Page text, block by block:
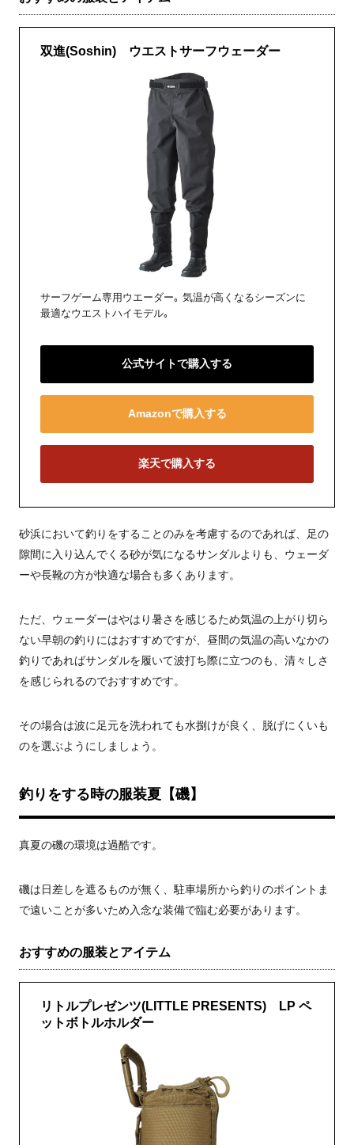
双進(Soshin) ウエストサーフウェーダー
サーフゲーム専用ウエーダー｡ 気温が高くなるシーズンに
最適なウエストハイモデル｡
公式サイトで購入する
Amazonで購入する
楽天で購入する
砂浜において釣りをすることのみを考慮するのであれば、足の
隙間に入り込んでくる砂が気になるサンダルよりも、ウェーダ
ーや長靴の方が快適な場合も多くあります。
ただ、ウェーダーはやはり暑さを感じるため気温の上がり切ら
ない早朝の釣りにはおすすめですが、昼間の気温の高いなかの
釣りであればサンダルを履いて波打ち際に立つのも、清々しさ
を感じられるのでおすすめです。
その場合は波に足元を洗われても水捌けが良く、脱げにくいも
のを選ぶようにしましょう。
釣りをする時の服装夏【磯】
真夏の磯の環境は過酷です。
磯は日差しを遮るものが無く、駐車場所から釣りのポイントま
で遠いことが多いため入念な装備で臨む必要があります。
おすすめの服装とアイテム
リトルプレゼンツ(LITTLE PRESENTS) LP ペ
ットボトルホルダー